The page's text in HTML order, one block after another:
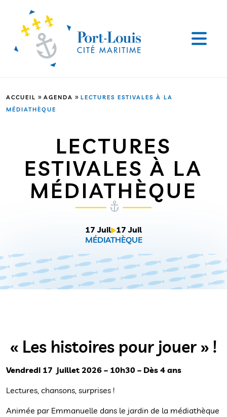
ACCUEIL » AGENDA » LECTURES ESTIVALES À LA
MÉDIATHÈQUE
LECTURES
ESTIVALES À LA
MÉDIATHÈQUE
17 Juil 17 Juil
MÉDIATHÈQUE
« Les histoires pour jouer » !
Vendredi 17 juillet 2026 – 10h30 – Dès 4 ans
Lectures, chansons, surprises !
Animée par Emmanuelle dans le jardin de la médiathèque